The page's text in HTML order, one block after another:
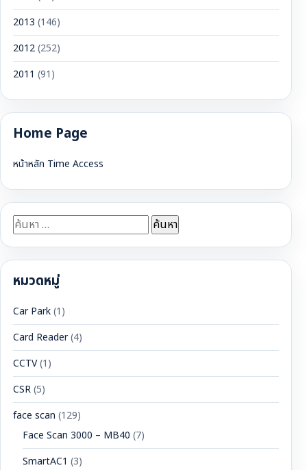
2013 (146)
2012(252)
2011 (91)
Home Page
หน้าหลัก Time Access
ค้นหา
สำหรับ:
หมวดหมู่
Car Park(1)
Card Reader(4)
CCTV(1)
CSR(5)
face scan (129)
Face Scan 3000 – MB40 (7)
SmartAC1 (3)